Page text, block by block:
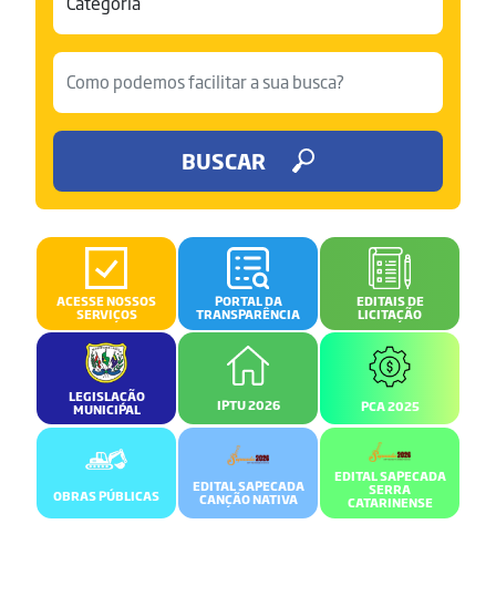
BUSCAR
ACESSE NOSSOS
SERVIÇOS
PORTAL DA
TRANSPARÊNCIA
EDITAIS DE
LICITAÇÃO
LEGISLAÇÃO
MUNICIPAL IPTU 2026 PCA 2025
OBRAS PÚBLICAS
EDITAL SAPECADA
CANÇÃO NATIVA
EDITAL SAPECADA
SERRA
CATARINENSE